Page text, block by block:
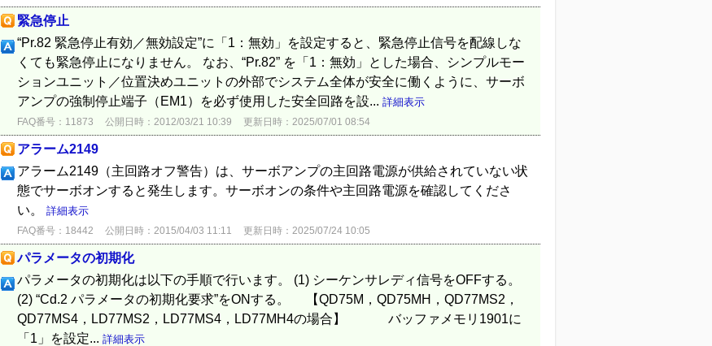
緊急停止
“Pr.82 緊急停止有効／無効設定”に「1：無効」を設定すると、緊急停止信号を配線しな
くても緊急停止になりません。 なお、“Pr.82” を「1：無効」とした場合、シンプルモー
ションユニット／位置決めユニットの外部でシステム全体が安全に働くように、サーボ
アンプの強制停止端子（EM1）を必ず使用した安全回路を設... 詳細表示
FAQ番号：11873 公開日時：2012/03/21 10:39 更新日時：2025/07/01 08:54
アラーム2149
アラーム2149（主回路オフ警告）は、サーボアンプの主回路電源が供給されていない状
態でサーボオンすると発生します。サーボオンの条件や主回路電源を確認してくださ
い。 詳細表示
FAQ番号：18442 公開日時：2015/04/03 11:11 更新日時：2025/07/24 10:05
パラメータの初期化
パラメータの初期化は以下の手順で行います。 (1) シーケンサレディ信号をOFFする。
(2) “Cd.2 パラメータの初期化要求”をONする。 【QD75M，QD75MH，QD77MS2，
QD77MS4，LD77MS2，LD77MS4，LD77MH4の場合】 バッファメモリ1901に
「1」を設定... 詳細表示